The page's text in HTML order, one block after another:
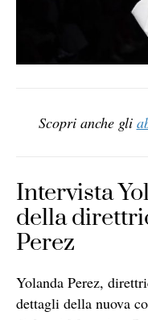
Scopri anche gli
Intervista
della
Perez
Yolanda Perez,
dettagli della nuova